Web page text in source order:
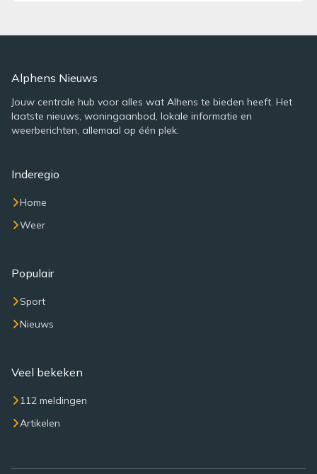
Alphens Nieuws
Jouw centrale hub voor alles wat Alhens te bieden heeft. Het
laatste nieuws, woningaanbod, lokale informatie en
weerberichten, allemaal op één plek.
Inderegio
Home
Weer
Populair
Sport
Nieuws
Veel bekeken
112 meldingen
Artikelen